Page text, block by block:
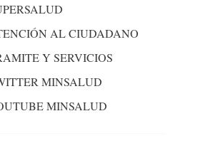
AL CIUDADANO
Y SERVICIOS
MINSALUD
MINSALUD